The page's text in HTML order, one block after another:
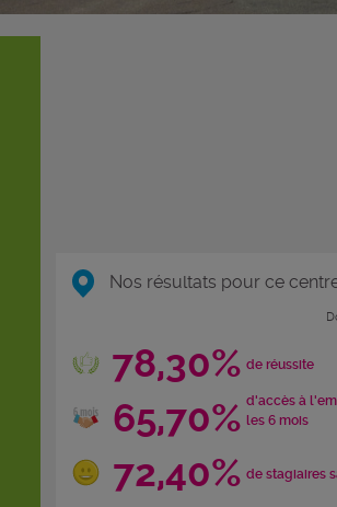
Nos résultats pour ce
78,30% de réussite
65,70% d'accès à
les 6 mois
72,40% de stagiaires